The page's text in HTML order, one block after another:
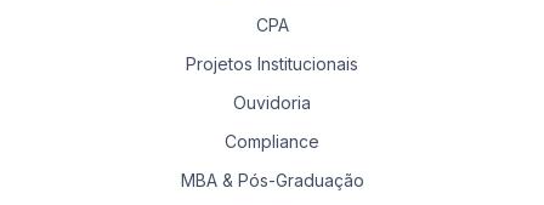
CPA
Projetos Institucionais
Ouvidoria
Compliance
MBA & Pós-Graduação